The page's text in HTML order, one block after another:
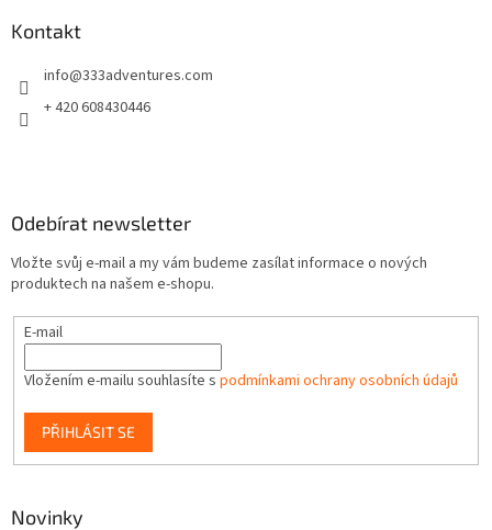
Kontakt
info@333adventures.com
+ 420 608430446
Odebírat newsletter
Vložte svůj e-mail a my vám budeme zasílat informace o nových
produktech na našem e-shopu.
E-mail
Vložením e-mailu souhlasíte s podmínkami ochrany osobních údajů
PŘIHLÁSIT SE
Novinky